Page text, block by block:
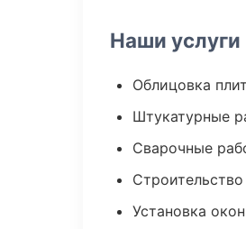
Наши услуги
Облицовка
Штукатурные
Сварочные
Установка окон